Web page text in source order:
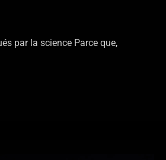
par la science Parce que,